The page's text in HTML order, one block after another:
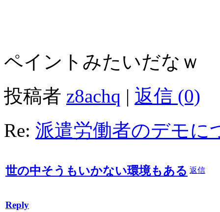
ペイントみたいだなｗ
投稿者 z8achq | 返信 (0)
Re: 派遣労働者のデモに
世の中そうもいかない環境もある 返信
Reply